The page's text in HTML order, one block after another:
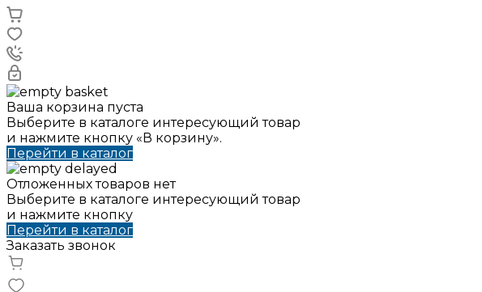
Ваша корзина пуста
Выберите в каталоге интересующий товар
и нажмите кнопку «В корзину».
Перейти в каталог
Отложенных товаров нет
Выберите в каталоге интересующий товар
и нажмите кнопку
Перейти в каталог
Заказать звонок